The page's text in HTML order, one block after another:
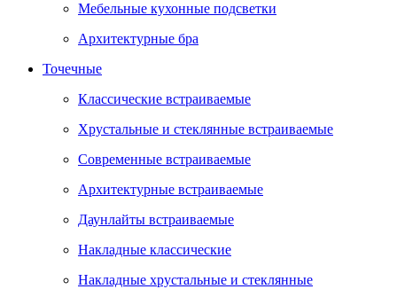
Мебельные кухонные подсветки
Архитектурные бра
Точечные
Классические встраиваемые
Хрустальные и стеклянные встраиваемые
Современные встраиваемые
Архитектурные встраиваемые
Даунлайты встраиваемые
Накладные классические
Накладные хрустальные и стеклянные